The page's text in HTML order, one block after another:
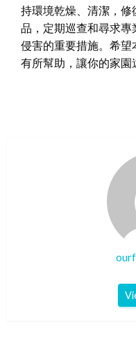
持環境乾燥、清潔，
品，定期巡查和尋求
侵害的重要措施。希
有所幫助，讓你的家園